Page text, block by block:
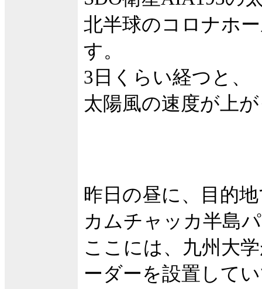
北半球のコロナホ
す。
3日くらい経つと、
太陽風の速度が上
昨日の昼に、目的
カムチャッカ半島
ここには、九州大
ーダーを設置して